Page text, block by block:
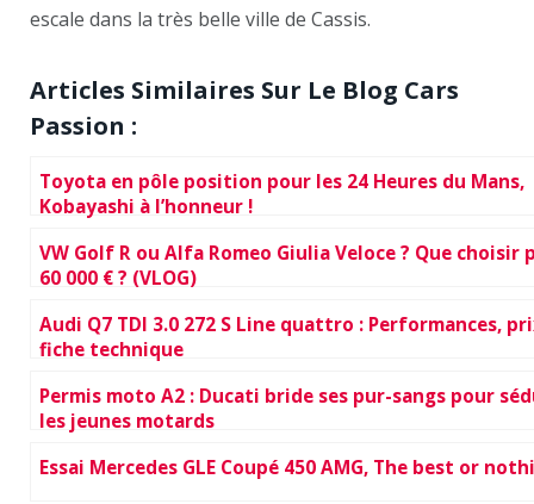
escale dans la très belle ville de Cassis.
Articles Similaires Sur Le Blog Cars
Passion :
Toyota en pôle position pour les 24 Heures du Mans,
Kobayashi à l’honneur !
VW Golf R ou Alfa Romeo Giulia Veloce ? Que choisir
60 000 € ? (VLOG)
Audi Q7 TDI 3.0 272 S Line quattro : Performances,
fiche technique
Permis moto A2 : Ducati bride ses pur-sangs pour
les jeunes motards
Essai Mercedes GLE Coupé 450 AMG, The best or